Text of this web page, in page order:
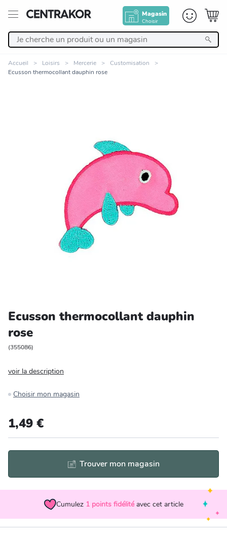
Magasin
Choisir
Linge de maison
Cuisine et art de la table
Salle de bain et beauté
Entretien et rangement
Bricolage et auto
Jardin et plein air
Accueil Loisirs Mercerie
Customisation
Ecusson thermocollant dauphin rose
Ecusson thermocollant dauphin
rose
(355086)
voir la description
Choisir mon magasin
1,49 €
Trouver mon magasin
Cumulez 1 points fidélité avec cet article